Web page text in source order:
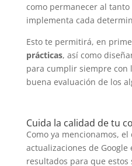
como permanecer al
implementa cada
Esto te permitirá, en
prácticas, así como
para cumplir siempre con
buena evaluación de los
Cuida la calidad de tu
Como ya mencionamos,
actualizaciones de
resultados para que estos